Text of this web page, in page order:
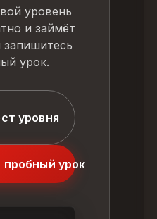
уровень
и займёт
урок.
уровня
пробный урок